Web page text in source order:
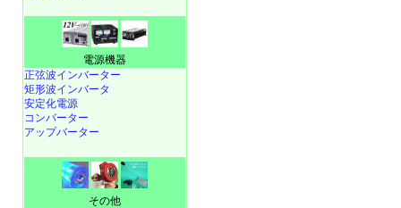
電源機器
正弦波インバーター
矩形波インバータ
安定化電源
コンバーター
アップバーター
その他